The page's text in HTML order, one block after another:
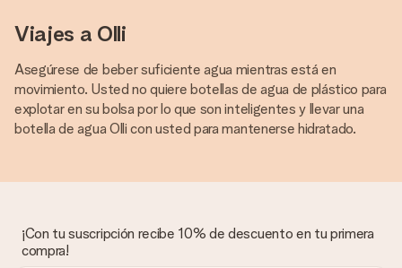
Viajes a Olli
Asegúrese de beber suficiente agua mientras está en
movimiento. Usted no quiere botellas de agua de plástico para
explotar en su bolsa por lo que son inteligentes y llevar una
botella de agua Olli con usted para mantenerse hidratado.
¡Con tu suscripción recibe 10% de descuento en tu primera
compra!